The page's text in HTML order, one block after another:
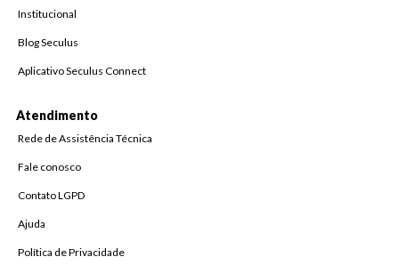
Institucional
Blog Seculus
Aplicativo Seculus Connect
Atendimento
Rede de Assistência Técnica
Fale conosco
Contato LGPD
Ajuda
Política de Privacidade